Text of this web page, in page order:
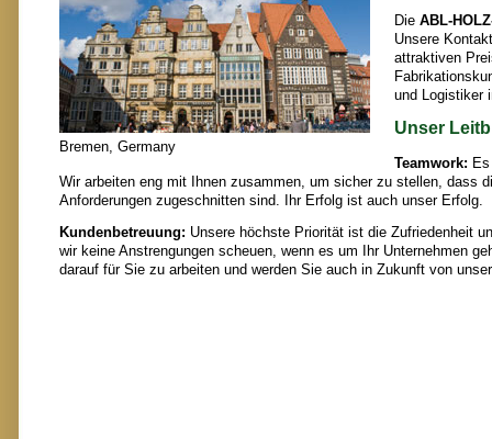
Bremen, Germany
Die ABL-
Unsere
attraktiven
und Logistiker
Unser
Teamwork:
Wir arbeiten eng mit Ihnen zusammen, um sicher zu stellen, dass
Anforderungen zugeschnitten sind. Ihr Erfolg ist auch unser Erfolg.
Kundenbetreuung: Unsere höchste Priorität ist die Zufriedenheit
wir keine Anstrengungen scheuen, wenn es um Ihr Unternehmen
darauf für Sie zu arbeiten und werden Sie auch in Zukunft von